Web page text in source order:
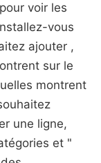
voir les
vous
ajouter ,
sur ​​le
montrent
une ligne,
et "